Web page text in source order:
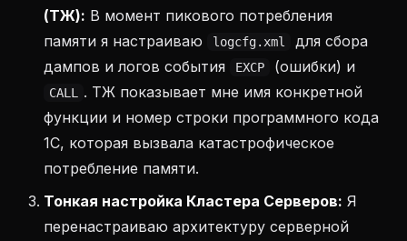
(ТЖ): В момент пикового потребления
памяти я настраиваю
logcfg.xml
для сбора
дампов и логов события
EXCP (ошибки) и
CALL
. ТЖ показывает мне имя конкретной
функции и номер строки программного кода
1С, которая вызвала катастрофическое
потребление памяти.
Тонкая настройка Кластера Серверов: Я
перенастраиваю архитектуру серверной